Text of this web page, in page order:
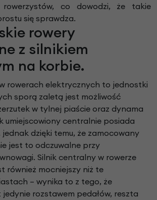
co dowodzi, że takie
się sprawdza.
rowery
z silnikiem
na korbie.
rowerach elektrycznych to jednostki
sporą zaletą jest możliwość
w tylnej piaście oraz dynama
umiejscowiony centralnie posiada
jednak dzięki temu, że zamocowany
jest to odczuwalne przy
Silnik centralny w rowerze
również mocniejszy niż te
– wynika to z tego, że
rozstawem pedałów, reszta